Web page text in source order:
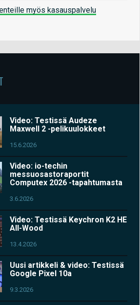
myös kasauspalvelu
Video: Testissä Audeze
Maxwell 2 -pelikuulokkeet
15.6.2026
Video: io-techin
messuosastoraportit
Computex 2026 -tapahtumasta
3.6.2026
Video: Testissä Keychron K2 HE
All-Wood
13.4.2026
Uusi artikkeli & video: Testissä
Google Pixel 10a
9.3.2026